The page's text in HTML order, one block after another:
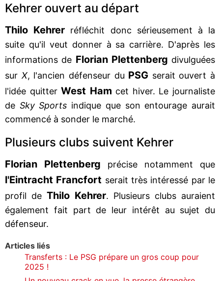
Kehrer ouvert au départ
Thilo Kehrer réfléchit donc sérieusement à la
suite qu'il veut donner à sa carrière. D'après les
informations de Florian Plettenberg divulguées
sur X, l'ancien défenseur du PSG serait ouvert à
l'idée quitterWest Ham cet hiver. Le journaliste
de Sky Sports indique que son entourage aurait
commencé à sonder le marché.
Plusieurs clubs suivent Kehrer
Florian Plettenberg précise notamment que
l'Eintracht Francfort serait très intéressé par le
profil de Thilo Kehrer. Plusieurs clubs auraient
également fait part de leur intérêt au sujet du
défenseur.
Articles liés
Transferts : Le PSG prépare un gros coup pour
2025 !